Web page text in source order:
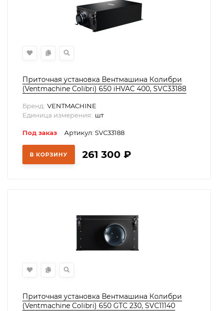
Приточная установка Вентмашина Колибри
(Ventmachine Colibri) 650 iHVAC 400, SVC33188
Бренд: VENTMACHINE
Единица измерения: шт
Под заказ Артикул: SVC33188
В КОРЗИНУ 261 300 ₽
Приточная установка Вентмашина Колибри
(Ventmachine Colibri) 650 GTC 230, SVC11140